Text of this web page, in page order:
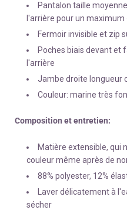
Pantalon taille
l'arrière pour un
Fermoir invisible et zip
Poches biais devant et
l'arrière
Jambe droite longueur
Couleur: marine très
Composition et entretien:
Matière extensible, qui
couleur même après de
88% polyester, 12%
Laver délicatement à
sécher